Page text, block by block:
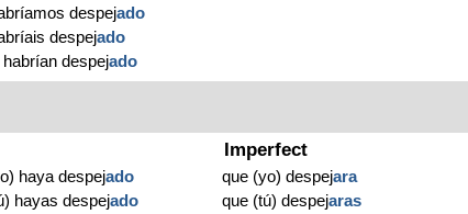
despejado
despejado
habrían despejado
haya despejado
hayas despejado
Imperfect
que (yo) despejara
que (tú) despejaras